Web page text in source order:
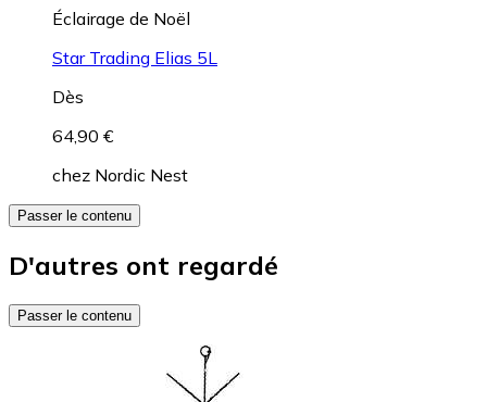
Éclairage de Noël
Star Trading Elias 5L
Dès
64,90 €
chez Nordic Nest
Passer le contenu
D'autres ont regardé
Passer le contenu